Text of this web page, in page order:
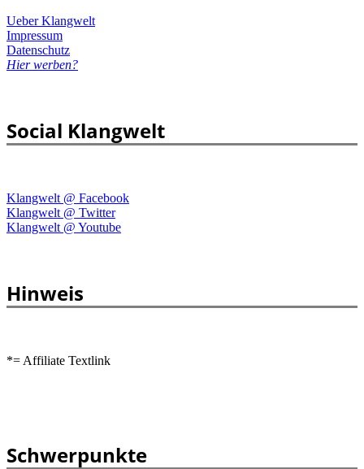
Ueber Klangwelt
Impressum
Datenschutz
Hier werben?
Social Klangwelt
Klangwelt @ Facebook
Klangwelt @ Twitter
Klangwelt @ Youtube
Hinweis
*= Affiliate Textlink
Schwerpunkte